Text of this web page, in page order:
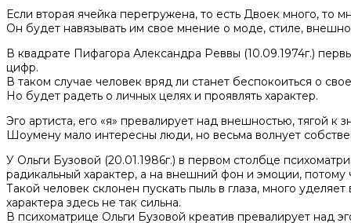
Если вторая ячейка перегружена, то есть Двоек много, то
Он будет навязывать им свое мнение о моде, стиле,
В квадрате Пифагора Александра Реввы (10.09.1974г.)
цифр.
В таком случае человек вряд ли станет беспокоиться о
Но будет радеть о личных целях и проявлять характер.
Эго артиста, его «я» превалирует над внешностью, тягой к
Шоумену мало интересны люди, но весьма волнует
У Ольги Бузовой (20.01.1986г.) в первом столбце
радикальный характер, а на внешний фон и эмоции,
Такой человек склонен пускать пыль в глаза, много
характера здесь не так сильна.
В психоматрице Ольги Бузовой креатив превалирует над